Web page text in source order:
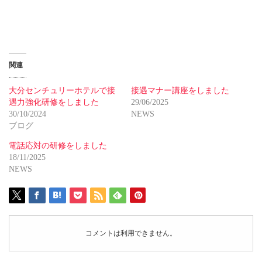
関連
大分センチュリーホテルで接
遇力強化研修をしました
30/10/2024
ブログ
接遇マナー講座をしました
29/06/2025
NEWS
電話応対の研修をしました
18/11/2025
NEWS
コメントは利用できません。